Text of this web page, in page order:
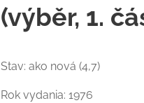
(výběr, 1.
Stav: ako nová (4,7)
Rok vydania: 1976